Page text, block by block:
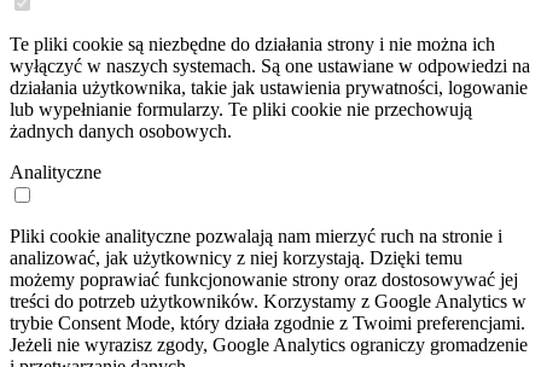
Te pliki cookie są niezbędne do działania strony i nie można ich
wyłączyć w naszych systemach. Są one ustawiane w odpowiedzi na
działania użytkownika, takie jak ustawienia prywatności, logowanie
lub wypełnianie formularzy. Te pliki cookie nie przechowują
żadnych danych osobowych.
Analityczne
Pliki cookie analityczne pozwalają nam mierzyć ruch na stronie i
analizować, jak użytkownicy z niej korzystają. Dzięki temu
możemy poprawiać funkcjonowanie strony oraz dostosowywać jej
treści do potrzeb użytkowników. Korzystamy z Google Analytics w
trybie Consent Mode, który działa zgodnie z Twoimi preferencjami.
Jeżeli nie wyrazisz zgody, Google Analytics ograniczy gromadzenie